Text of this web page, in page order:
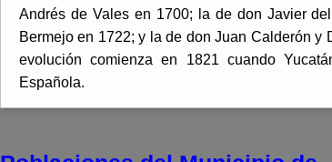
Andrés de Vales en 1700; la de don Javier
Bermejo en 1722; y la de don Juan Calderón
evolución comienza en 1821 cuando
Española.